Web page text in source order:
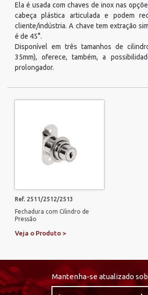
Ela é usada com chaves de inox nas
cabeça plástica articulada e podem
cliente/indústria. A chave tem extração
é de 45°.
Disponível em três tamanhos de
35mm), oferece, também, a
prolongador.
Ref. 2511/2512/2513
Fechadura com Cilindro de
Pressão
Veja o Produto >
Mantenha-se atualizado